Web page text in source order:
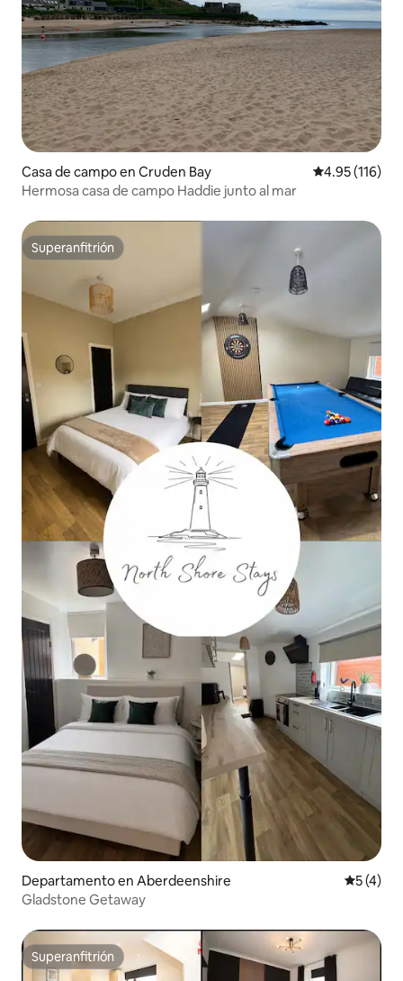
Casa de campo en Cruden Bay Calificación
4.95 (116)
Hermosa casa de campo Haddie junto al mar
Superanfitrión
Superanfitrión
Departamento en Aberdeenshire
5 (4)
Gladstone Getaway
Superanfitrión
Superanfitrión